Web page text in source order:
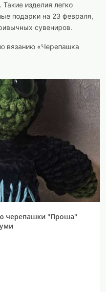
Такие изделия легко
подарки на 23 февраля,
сувениров.
вязанию «Черепашка
черепашки "Проша"